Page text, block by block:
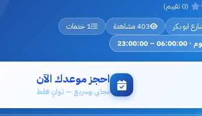
(0 تقييم)
ابو بكر
403 مشاهدة
1 خدمات
23:00:00
احجز موعدك الآن
مجاني وسريع — ثوانٍ فقط